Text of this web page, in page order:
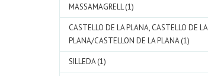
MASSAMAGRELL (1)
CASTELLO DE LA PLANA, CASTELLO DE LA
PLANA/CASTELLON DE LA PLANA (1)
SILLEDA (1)